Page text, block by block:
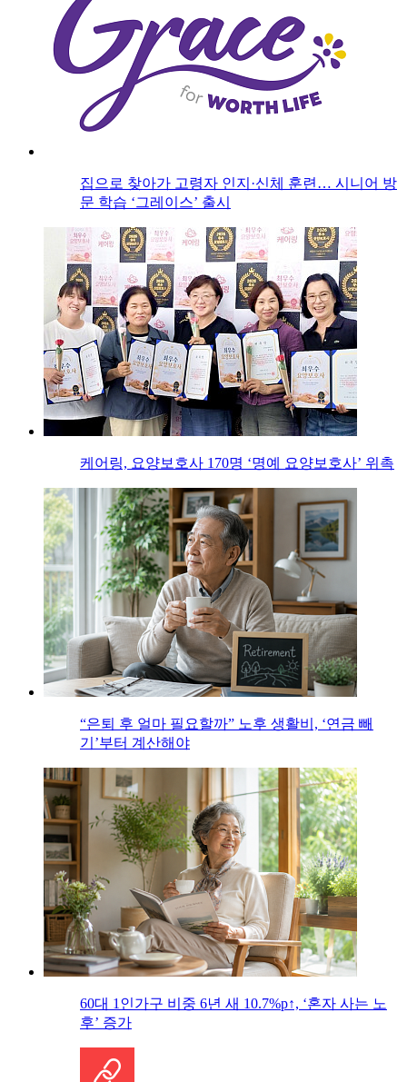
집으로 찾아가 고령자 인지·신체 훈련… 시니어 방
문 학습 ‘그레이스’ 출시
케어링, 요양보호사 170명 ‘명예 요양보호사’ 위촉
“은퇴 후 얼마 필요할까” 노후 생활비, ‘연금 빼
기’부터 계산해야
60대 1인가구 비중 6년 새 10.7%p↑, ‘혼자 사는 노
후’ 증가